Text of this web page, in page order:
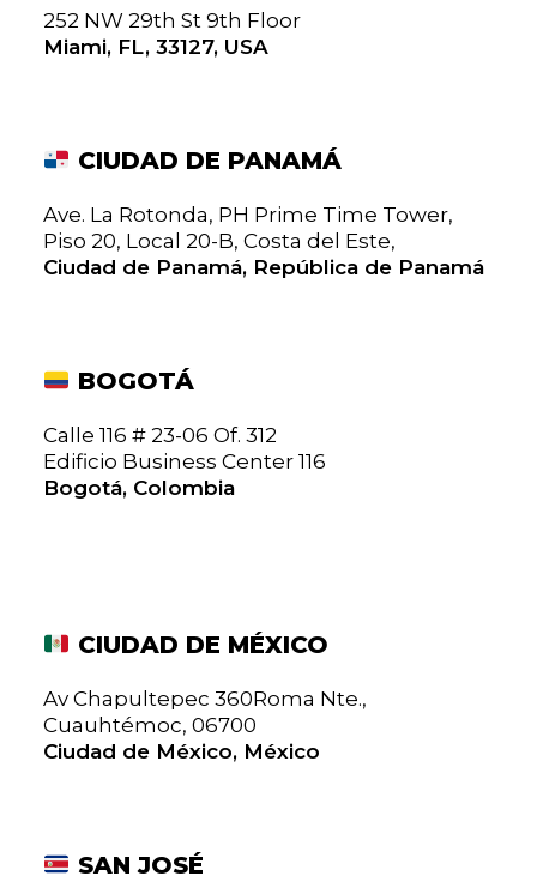
252 NW 29th St 9th Floor
Miami, FL, 33127, USA
CIUDAD DE PANAMÁ
Ave. La Rotonda, PH Prime Time Tower,
Piso 20, Local 20-B, Costa del Este,
Ciudad de Panamá, República de Panamá
BOGOTÁ
Calle 116 # 23-06 Of. 312
Edificio Business Center 116
Bogotá, Colombia
CIUDAD DE MÉXICO
Av Chapultepec 360Roma Nte.,
Cuauhtémoc, 06700
Ciudad de México, México
SAN JOSÉ